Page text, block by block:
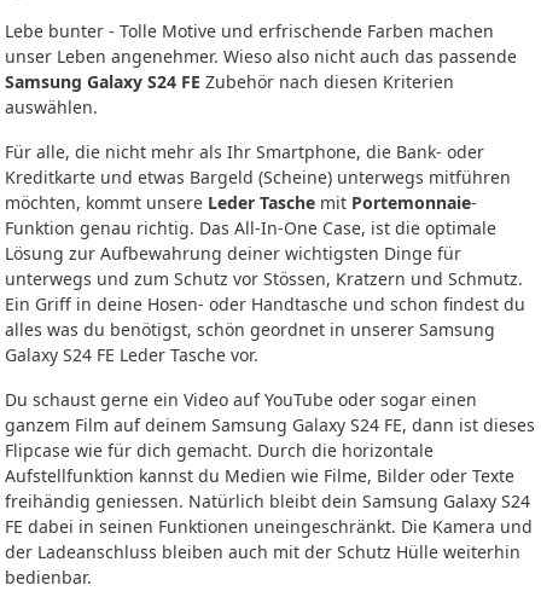
Lebe bunter - Tolle Motive und erfrischende Farben machen
unser Leben angenehmer. Wieso also nicht auch das passende
Samsung Galaxy S24 FE Zubehör nach diesen Kriterien
auswählen.
Für alle, die nicht mehr als Ihr Smartphone, die Bank- oder
Kreditkarte und etwas Bargeld (Scheine) unterwegs mitführen
möchten, kommt unsere Leder Tasche mit Portemonnaie-
Funktion genau richtig. Das All-In-One Case, ist die optimale
Lösung zur Aufbewahrung deiner wichtigsten Dinge für
unterwegs und zum Schutz vor Stössen, Kratzern und Schmutz.
Ein Griff in deine Hosen- oder Handtasche und schon findest du
alles was du benötigst, schön geordnet in unserer Samsung
Galaxy S24 FE Leder Tasche vor.
Du schaust gerne ein Video auf YouTube oder sogar einen
ganzem Film auf deinem Samsung Galaxy S24 FE, dann ist dieses
Flipcase wie für dich gemacht. Durch die horizontale
Aufstellfunktion kannst du Medien wie Filme, Bilder oder Texte
freihändig geniessen. Natürlich bleibt dein Samsung Galaxy S24
FE dabei in seinen Funktionen uneingeschränkt. Die Kamera und
der Ladeanschluss bleiben auch mit der Schutz Hülle weiterhin
bedienbar.